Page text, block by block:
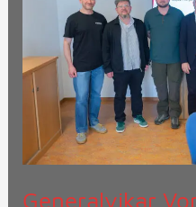
Generalvikar